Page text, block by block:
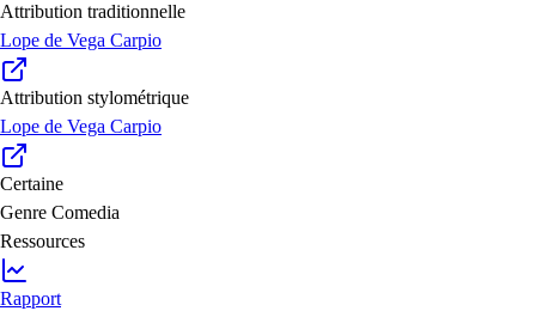
Attribution traditionnelle
Lope de Vega Carpio
Attribution stylométrique
Lope de Vega Carpio
Certaine
Genre Comedia
Ressources
Rapport